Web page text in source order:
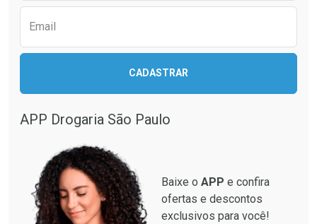
Email
CADASTRAR
APP Drogaria São Paulo
Baixe o APP e confira
ofertas e descontos
exclusivos para você!